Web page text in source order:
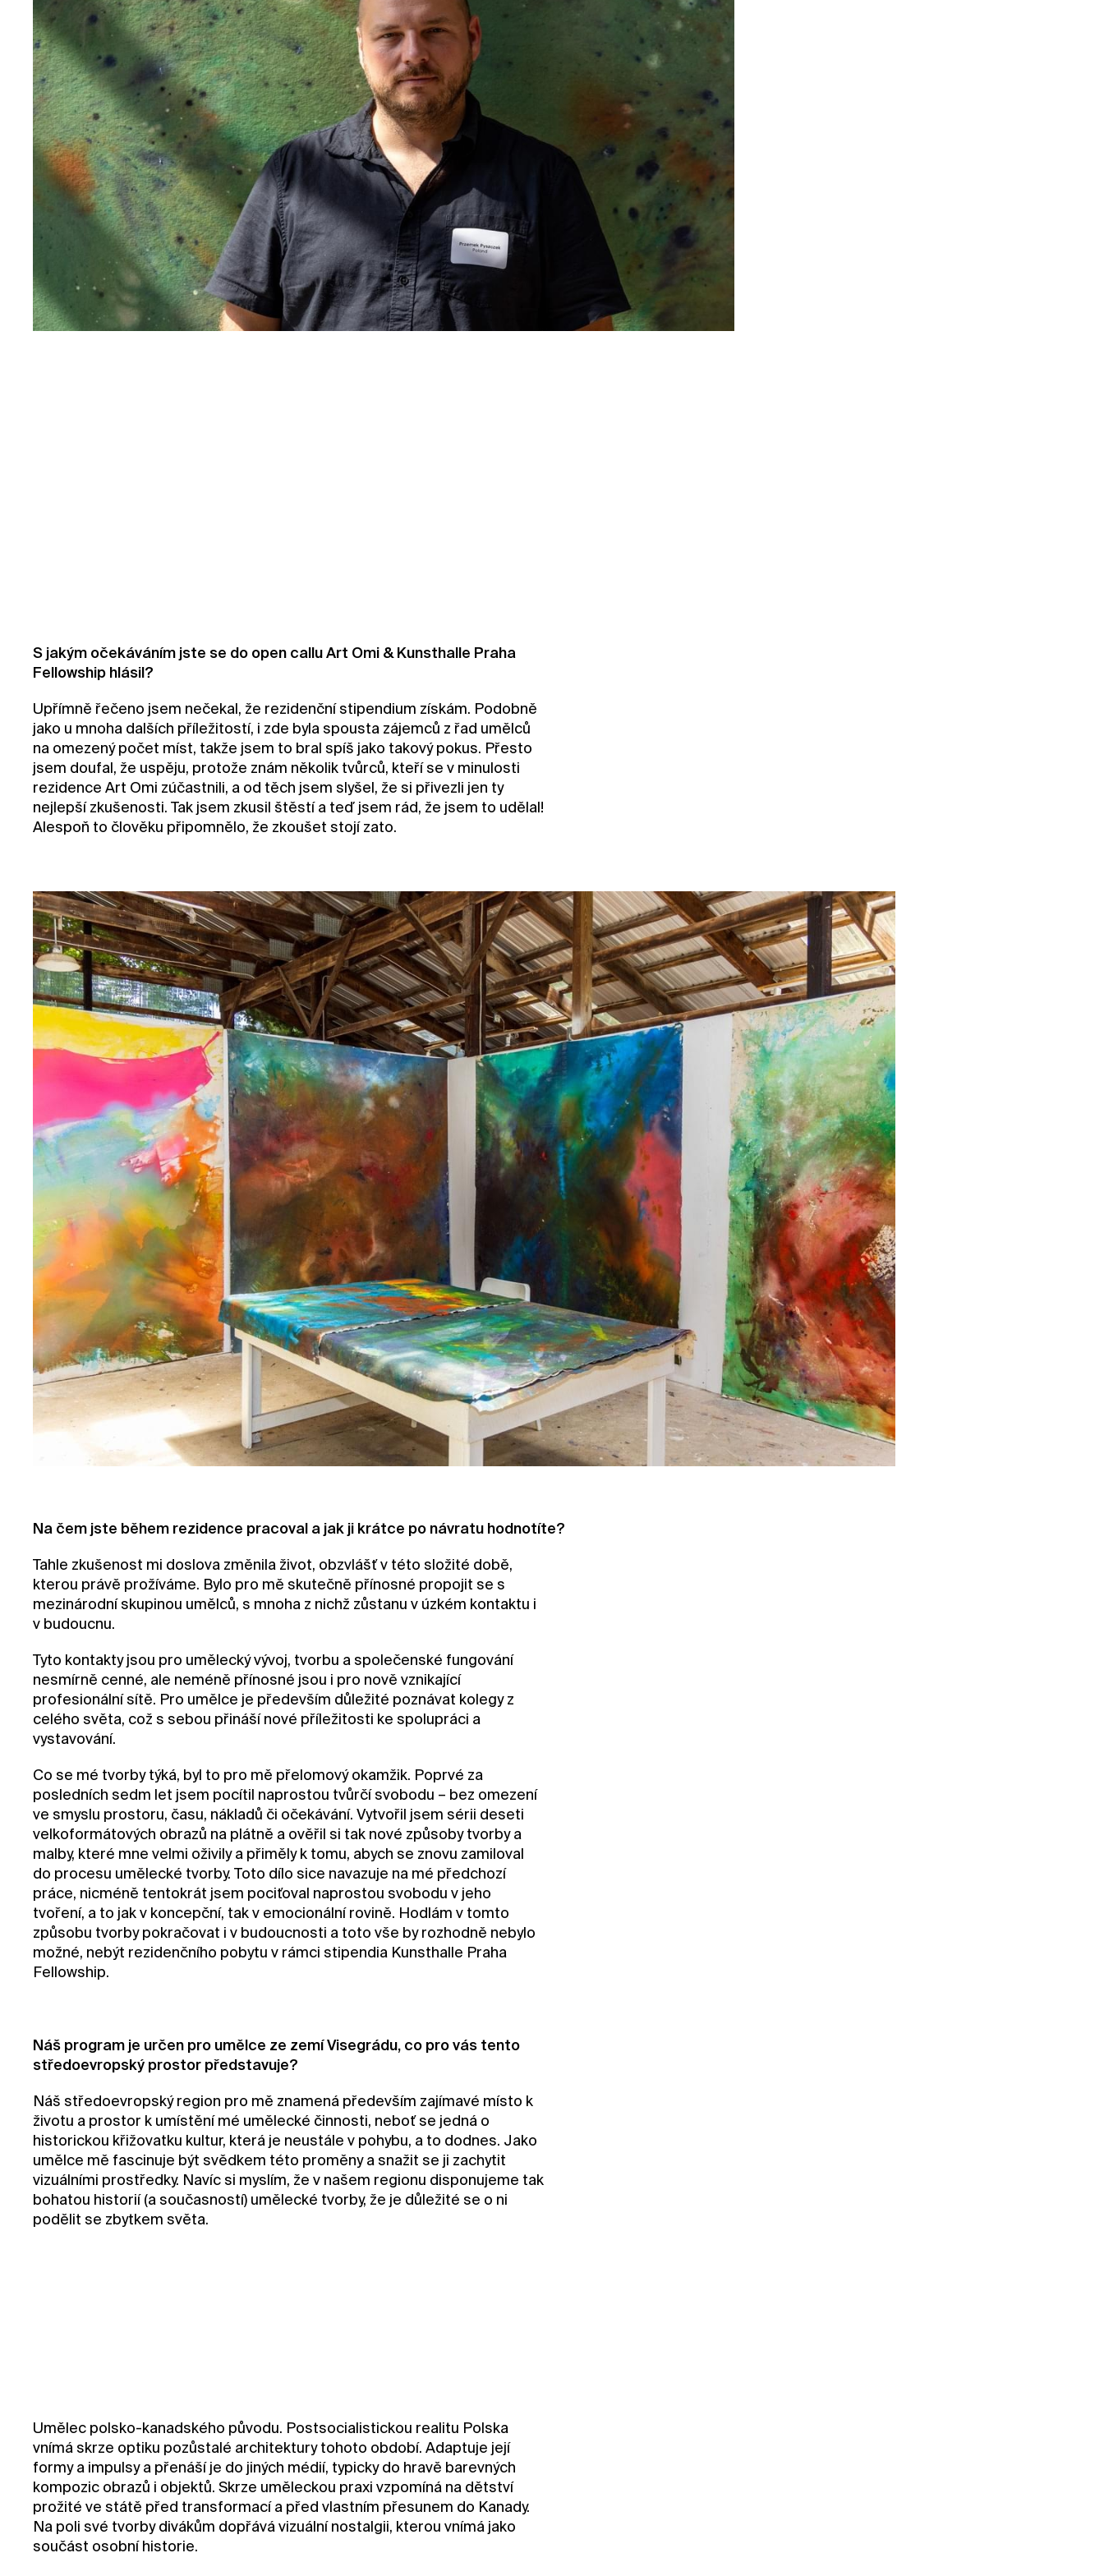
S jakým očekáváním jste se do open callu Art Omi & Kunsthalle Praha
Fellowship hlásil?
Upřímně řečeno jsem nečekal, že rezidenční stipendium získám. Podobně
jako u mnoha dalších příležitostí, i zde byla spousta zájemců z řad umělců
na omezený počet míst, takže jsem to bral spíš jako takový pokus. Přesto
jsem doufal, že uspěju, protože znám několik tvůrců, kteří se v minulosti
rezidence Art Omi zúčastnili, a od těch jsem slyšel, že si přivezli jen ty
nejlepší zkušenosti. Tak jsem zkusil štěstí a teď jsem rád, že jsem to udělal!
Alespoň to člověku připomnělo, že zkoušet stojí zato.
Na čem jste během rezidence pracoval a jak ji krátce po návratu hodnotíte?
Tahle zkušenost mi doslova změnila život, obzvlášť v této složité době,
kterou právě prožíváme. Bylo pro mě skutečně přínosné propojit se s
mezinárodní skupinou umělců, s mnoha z nichž zůstanu v úzkém kontaktu i
v budoucnu.
Tyto kontakty jsou pro umělecký vývoj, tvorbu a společenské fungování
nesmírně cenné, ale neméně přínosné jsou i pro nově vznikající
profesionální sítě. Pro umělce je především důležité poznávat kolegy z
celého světa, což s sebou přináší nové příležitosti ke spolupráci a
vystavování.
Co se mé tvorby týká, byl to pro mě přelomový okamžik. Poprvé za
posledních sedm let jsem pocítil naprostou tvůrčí svobodu – bez omezení
ve smyslu prostoru, času, nákladů či očekávání. Vytvořil jsem sérii deseti
velkoformátových obrazů na plátně a ověřil si tak nové způsoby tvorby a
malby, které mne velmi oživily a přiměly k tomu, abych se znovu zamiloval
do procesu umělecké tvorby. Toto dílo sice navazuje na mé předchozí
práce, nicméně tentokrát jsem pociťoval naprostou svobodu v jeho
tvoření, a to jak v koncepční, tak v emocionální rovině. Hodlám v tomto
způsobu tvorby pokračovat i v budoucnosti a toto vše by rozhodně nebylo
možné, nebýt rezidenčního pobytu v rámci stipendia Kunsthalle Praha
Fellowship.
Náš program je určen pro umělce ze zemí Visegrádu, co pro vás tento
středoevropský prostor představuje?
Náš středoevropský region pro mě znamená především zajímavé místo k
životu a prostor k umístění mé umělecké činnosti, neboť se jedná o
historickou křižovatku kultur, která je neustále v pohybu, a to dodnes. Jako
umělce mě fascinuje být svědkem této proměny a snažit se ji zachytit
vizuálními prostředky. Navíc si myslím, že v našem regionu disponujeme tak
bohatou historií (a současností) umělecké tvorby, že je důležité se o ni
podělit se zbytkem světa.
Umělec polsko-kanadského původu. Postsocialistickou realitu Polska
vnímá skrze optiku pozůstalé architektury tohoto období. Adaptuje její
formy a impulsy a přenáší je do jiných médií, typicky do hravě barevných
kompozic obrazů i objektů. Skrze uměleckou praxi vzpomíná na dětství
prožité ve státě před transformací a před vlastním přesunem do Kanady.
Na poli své tvorby divákům dopřává vizuální nostalgii, kterou vnímá jako
součást osobní historie.